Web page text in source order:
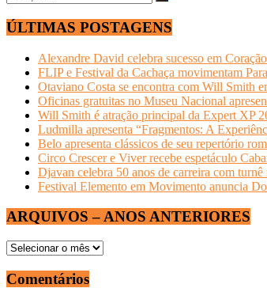
ÚLTIMAS POSTAGENS
Alexandre David celebra sucesso em
FLIP e Festival da Cachaça movimentam
Otaviano Costa se encontra com Will Smith
Oficinas gratuitas no Museu Nacional
Will Smith é atração principal da Expert XP
Ludmilla apresenta “Fragmentos: A
Belo apresenta clássicos de seu repertório
Circo Crescer e Viver recebe espetáculo
Djavan celebra 50 anos de carreira com turnê
Festival Elemento em Movimento anuncia
ARQUIVOS – ANOS ANTERIORES
ARQUIVOS
ANOS
Comentários